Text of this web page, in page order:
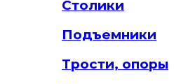
Столики
Подъемники
Трости, опоры